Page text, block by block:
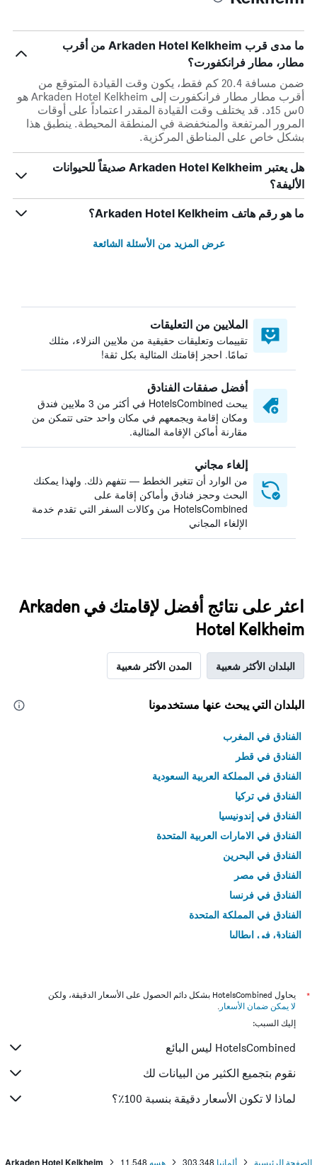
ما مدى قرب Arkaden Hotel Kelkheim من أقرب
مطار، مطار فرانكفورت؟
ضمن مسافة 20.4 كم فقط، يكون وقت القيادة المتوقع من
أقرب مطار مطار فرانكفورت إلى Arkaden Hotel Kelkheim هو
0س 15د. قد يختلف وقت القيادة المقدر اعتماداً على أوقات
المرور المرتفعة والمنخفضة في المنطقة المحيطة. ينطبق هذا
بشكل خاص على المناطق المركزية.
هل يعتبر Arkaden Hotel Kelkheim صديقاً للحيوانات
الأليفة؟
ما هو رقم هاتف Arkaden Hotel Kelkheim؟
عرض المزيد من الأسئلة الشائعة
الملايين من التعليقات
تقييمات وتعليقات حقيقية من ملايين النزلاء، مثلك
تمامًا. احجز إقامتك المثالية بكل ثقة!
أفضل صفقات الفنادق
يبحث HotelsCombined في أكثر من 3 ملايين فندق
ومكان إقامة ويجمعهم في مكان واحد حتى تتمكن من
مقارنة أماكن الإقامة المثالية.
إلغاء مجاني
من الوارد أن تتغير الخطط — نتفهم ذلك. ولهذا يمكنك
البحث وحجز فنادق وأماكن إقامة على
HotelsCombined من وكالات السفر التي تقدم خدمة
الإلغاء المجاني
اعثر على نتائج أفضل لإقامتك في Arkaden
Hotel Kelkheim
البلدان الأكثر شعبية المدن الأكثر شعبية
البلدان التي يبحث عنها مستخدمونا
الفنادق في المغرب
الفنادق في قطر
الفنادق في المملكة العربية السعودية
الفنادق في تركيا
الفنادق في إندونيسيا
الفنادق في الامارات العربية المتحدة
الفنادق في البحرين
الفنادق في مصر
الفنادق في فرنسا
الفنادق في المملكة المتحدة
الفنادق في إيطاليا
*
يحاول HotelsCombined بشكل دائم الحصول على الأسعار الدقيقة، ولكن
لا يمكن ضمان الأسعار .
إليك السبب:
HotelsCombined ليس البائع
نقوم بتجميع الكثير من البيانات لك
لماذا لا تكون الأسعار دقيقة بنسبة 100٪؟
الصفحة الرئيسية ألمانيا 303,348 هسه 11,548
Arkaden Hotel Kelkheim